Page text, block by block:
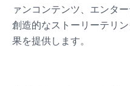
ァンコンテンツ、エンタ
創造的なストーリーテリ
果を提供します。